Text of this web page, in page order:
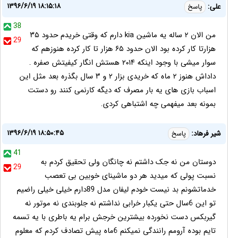
علی: پاسخ
۱۳۹۶/۶/۱۹ ۱۸:۱۵:۱۸
38
29
من الان ۲ ساله یه ماشین kia دارم که وقتی خریدم حدود ۳۵
هزارتا کار کرده بود الان حدود ۶۵ هزار تا کار کرده هنوزهم که
سوار میشی با وجود اینکه ۲۰۱۴ هستش انگار کیفیتش صفره .
داداش هنوز ۲ ماه که خریدی بزار ۲ و ۳ سال بگذره بعد مثل این
اسباب بازی های یه بار مصرف که دیگه کارنمی کنند رو دستت
بمونه بعد میفهمی چه اشتباهی کردی.
شیر فرهاد: پاسخ
۱۳۹۶/۶/۱۹ ۱۸:۵۰:۴۵
41
29
دوستان من نه جک داشتم نه چانگان ولی تحقیق کردم به
نسبت پولی که میدید هر دو ماشینای خوبین بی تعصب
خدماتشونم بد نیست خودم لیفان مدل 89دارم خیلی خیلی راضیم
تو این 6سال حتی یکبار خرابی نداشتم نه جلوبندی نه موتور نه
گیربکس دست نخورده بیشترین خرجش برام یه باطری با یه تسمه
تایم بوده آرومم رانندگی نمیکنم 6ماه پیش تصادف کردم که معلوم